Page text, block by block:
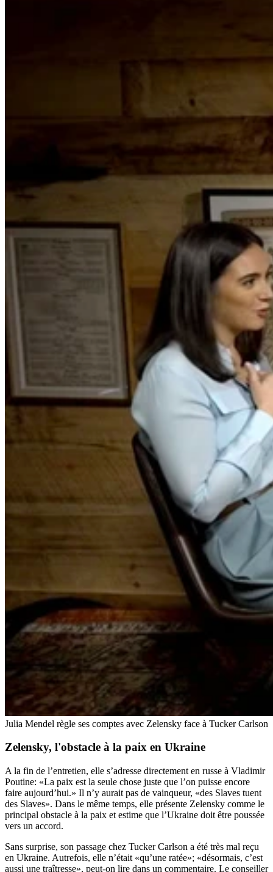
Julia Mendel règle ses comptes avec Zelensky face à Tucker Carlson
Zelensky, l'obstacle à la paix en Ukraine
A la fin de l’entretien, elle s’adresse directement en russe à Vladimir
Poutine: «La paix est la seule chose juste que l’on puisse encore
faire aujourd’hui.» Il n’y aurait pas de vainqueur, «des Slaves tuent
des Slaves». Dans le même temps, elle présente Zelensky comme le
principal obstacle à la paix et estime que l’Ukraine doit être poussée
vers un accord.
Sans surprise, son passage chez Tucker Carlson a été très mal reçu
en Ukraine. Autrefois, elle n’était «qu’une ratée»; «désormais, c’est
aussi une traîtresse», peut-on lire dans un commentaire. Le conseiller